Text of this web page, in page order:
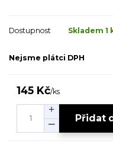
Dostupnost Skladem 1
Nejsme plátci DPH
145 Kč/ks
Přidat